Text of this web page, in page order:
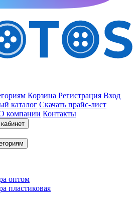
Корзина Регистрация Вход
каталог Скачать прайс-лист
компании Контакты
оптом
пластиковая